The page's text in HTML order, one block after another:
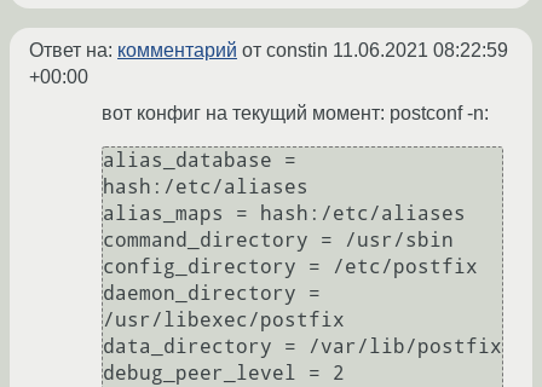
Ответ на: комментарий от constin 11.06.2021 08:22:59
+00:00
вот конфиг на текущий момент: postconf -n:
alias_database =
hash:/etc/aliases
alias_maps = hash:/etc/aliases
command_directory = /usr/sbin
config_directory = /etc/postfix
daemon_directory =
/usr/libexec/postfix
data_directory = /var/lib/postfix
debug_peer_level = 2